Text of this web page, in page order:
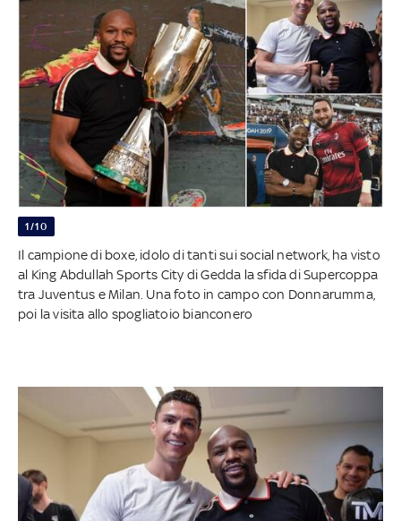
1/10
Il campione di boxe, idolo di tanti sui social network, ha visto
al King Abdullah Sports City di Gedda la sfida di Supercoppa
tra Juventus e Milan. Una foto in campo con Donnarumma,
poi la visita allo spogliatoio bianconero